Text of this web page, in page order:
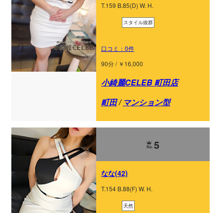
T.159 B.85(D) W. H.
スタイル抜群
口コミ：0件
90分 / ￥16,000
小綺麗CELEB 町田店
町田/ マンション型
5
なな(42)
T.154 B.88(F) W. H.
天然